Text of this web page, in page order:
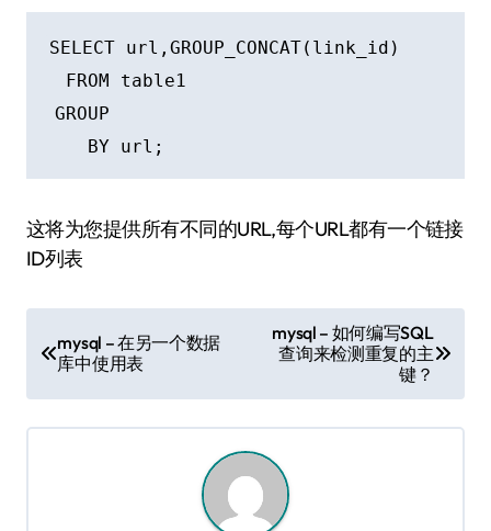
SELECT url,GROUP_CONCAT(link_id)
  FROM table1
GROUP
这将为您提供所有不同的URL,每个URL都有一个链接
ID列表
章
导
航
mysql – 在另一个数据
库中使用表
mysql – 如何编写SQL
查询来检测重复的主
键？